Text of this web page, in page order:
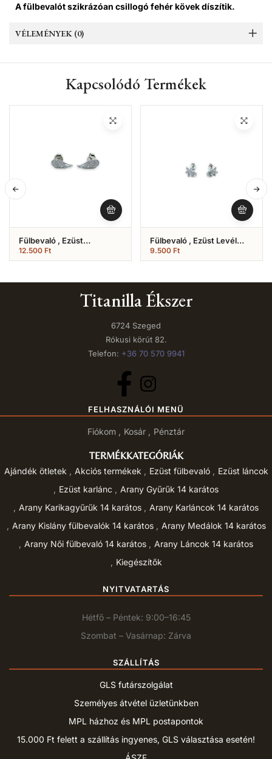
A fülbevalót szikrázóan csillogó fehér kövek díszítik.
VÉLEMÉNYEK (0)
Kapcsolódó Termékek
Fülbevaló , Ezüst
Angyalszárny (Nr.2)
12.500 Ft
Fülbevaló , Ezüst Levél
Díszes (Nr.10)
9.500 Ft
Titanilla Ékszer
6724 Szeged
Rókusi körút 82.
Telefon: +36 70 570 9941
FELHASZNÁLÓI MENÜ
Fiókom Kosár Pénztár
TERMÉKKATEGÓRIÁK
Ajándék ötletek Akciós termékek Ezüst fülbevaló
Ezüst láncok
Ezüst karlánc
Arany Gyűrűk 14 karátos
Arany Karikagyűrűk 14 karátos
Arany Karláncok 14 karátos
Arany Kislány fülbevalók 14 karátos
Arany Medálok 14 karátos
Arany Női fülbevaló 14 karátos
Arany Láncok 14 karátos
Kiegészítők
NYITVATARTÁS
Hétfő – Péntek: 9:00–16:45
Szombat – Vasárnap: Zárva
SZÁLLÍTÁS
GLS futárszolgálat
Személyes átvétel üzletünkben
MPL házhoz és MPL postapontok
15.000 Ft felett a szállítás ingyenes, GLS választása esetén!